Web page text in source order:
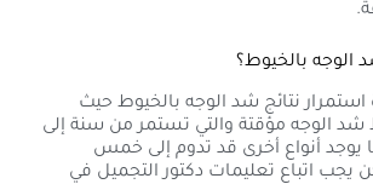
الوجه بالخيوط؟
نتائج شد الوجه بالخيوط حيث
شد الوجه مؤقتة والتي تستمر من سنة إلى
يوجد أنواع أخرى قد تدوم إلى خمس
يجب اتباع تعليمات دكتور التجميل في